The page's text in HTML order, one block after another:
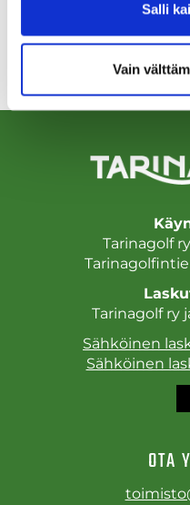
Salli
Vain
Tarinagolf
Tarinagolfintie
Tarinagolf ry
Sähköinen
Sähköinen
OTA